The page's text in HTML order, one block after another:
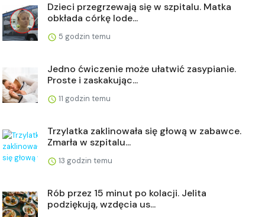
Dzieci przegrzewają się w szpitalu. Matka
obkłada córkę lode...
5 godzin temu
Jedno ćwiczenie może ułatwić zasypianie.
Proste i zaskakując...
11 godzin temu
Trzylatka zaklinowała się głową w zabawce.
Zmarła w szpitalu...
13 godzin temu
Rób przez 15 minut po kolacji. Jelita
podziękują, wzdęcia us...